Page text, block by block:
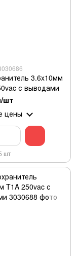
3.6x10мм
с выводами
шт
цены
шт